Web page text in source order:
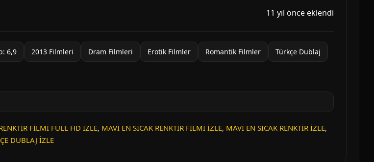
11 yıl önce eklendi
6,9 2013 Filmleri Dram Filmleri Erotik Filmler Romantik Filmler Türkçe Dublaj
FİLMİ FULL HD İZLE, MAVİ EN SICAK RENKTİR FİLMİ İZLE, MAVİ EN SICAK RENKTİR İZLE,
DUBLAJ İZLE